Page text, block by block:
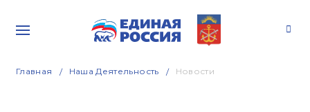
Главная Наша Деятельность Новости